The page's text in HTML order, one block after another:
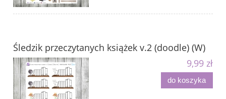
Śledzik przeczytanych książek v.2 (doodle) (W)
9,99 zł
do koszyka